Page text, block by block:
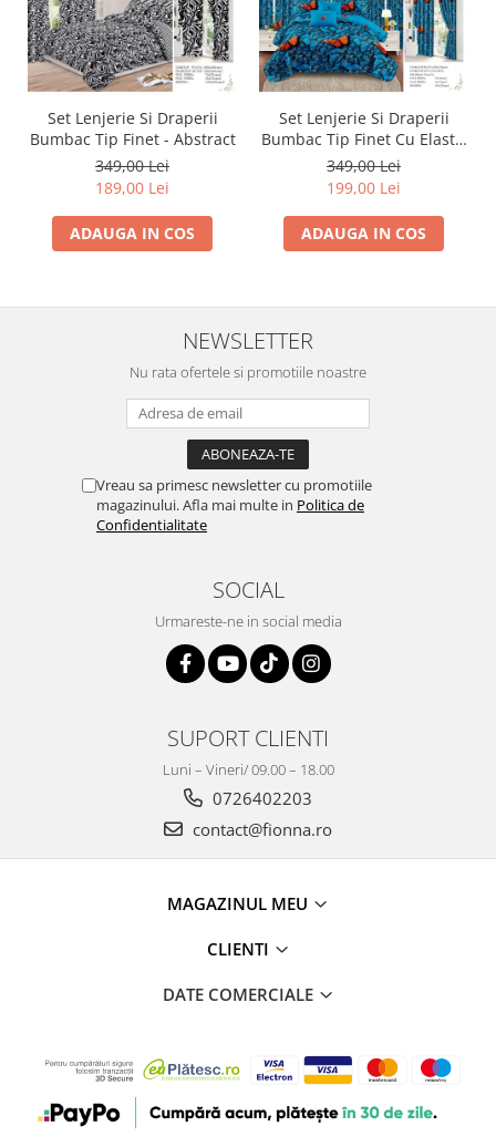
Set Lenjerie Si Draperii
Bumbac Tip Finet - Abstract
349,00 Lei
189,00 Lei
ADAUGA IN COS
Set Lenjerie Si Draperii
Bumbac Tip Finet Cu Elastic
- Dansul Fluturilor
349,00 Lei
199,00 Lei
ADAUGA IN COS
NEWSLETTER
Nu rata ofertele si promotiile noastre
Vreau sa primesc newsletter cu promotiile
magazinului. Afla mai multe in Politica de
Confidentialitate
SOCIAL
Urmareste-ne in social media
SUPORT CLIENTI
Luni – Vineri/ 09.00 – 18.00
0726402203
contact@fionna.ro
MAGAZINUL MEU
CLIENTI
DATE COMERCIALE